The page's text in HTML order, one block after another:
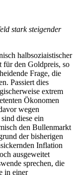
stark steigender
halbsoziaistischer
für den Goldpreis, so
Frage, die
Passiert dies
extrem
Ökonomen
wegen
diese ein
den Bullenmarkt
der bisherigen
Inflation
ausgeweitet
sprechen, die
in einer